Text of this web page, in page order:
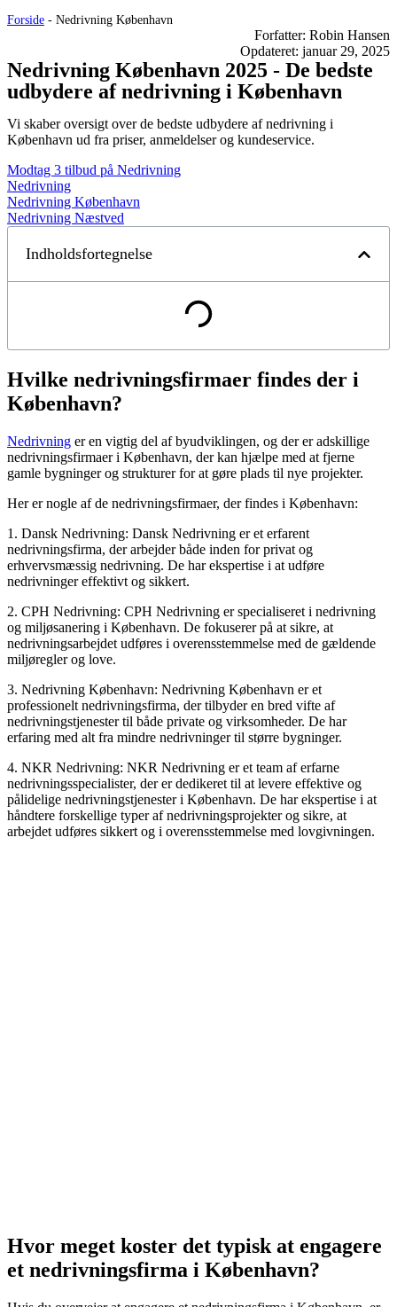
Forside - Nedrivning København
Forfatter: Robin Hansen
Opdateret: januar 29, 2025
Nedrivning København 2025 - De bedste
udbydere af nedrivning i København
Vi skaber oversigt over de bedste udbydere af nedrivning i
København ud fra priser, anmeldelser og kundeservice.
Modtag 3 tilbud på Nedrivning
Nedrivning
Nedrivning København
Nedrivning Næstved
Indholdsfortegnelse
Hvilke nedrivningsfirmaer findes der i
København?
Nedrivning er en vigtig del af byudviklingen, og der er adskillige
nedrivningsfirmaer i København, der kan hjælpe med at fjerne
gamle bygninger og strukturer for at gøre plads til nye projekter.
Her er nogle af de nedrivningsfirmaer, der findes i København:
1. Dansk Nedrivning: Dansk Nedrivning er et erfarent
nedrivningsfirma, der arbejder både inden for privat og
erhvervsmæssig nedrivning. De har ekspertise i at udføre
nedrivninger effektivt og sikkert.
2. CPH Nedrivning: CPH Nedrivning er specialiseret i nedrivning
og miljøsanering i København. De fokuserer på at sikre, at
nedrivningsarbejdet udføres i overensstemmelse med de gældende
miljøregler og love.
3. Nedrivning København: Nedrivning København er et
professionelt nedrivningsfirma, der tilbyder en bred vifte af
nedrivningstjenester til både private og virksomheder. De har
erfaring med alt fra mindre nedrivninger til større bygninger.
4. NKR Nedrivning: NKR Nedrivning er et team af erfarne
nedrivningsspecialister, der er dedikeret til at levere effektive og
pålidelige nedrivningstjenester i København. De har ekspertise i at
håndtere forskellige typer af nedrivningsprojekter og sikre, at
arbejdet udføres sikkert og i overensstemmelse med lovgivningen.
Hvor meget koster det typisk at engagere
et nedrivningsfirma i København?